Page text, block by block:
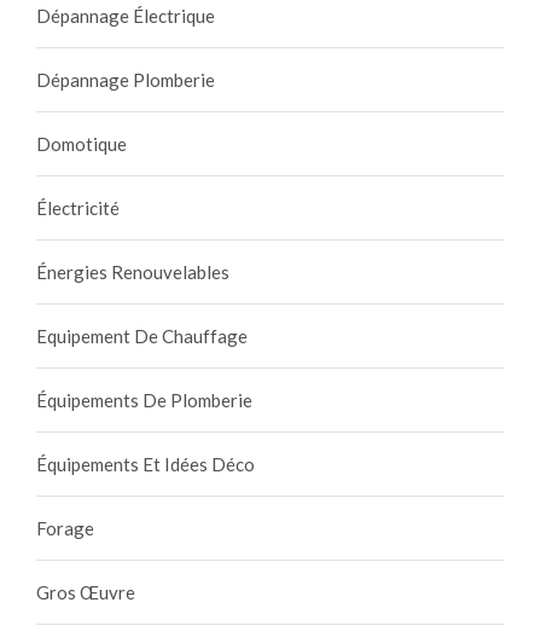
Dépannage Électrique
Dépannage Plomberie
Domotique
Électricité
Énergies Renouvelables
Equipement De Chauffage
Équipements De Plomberie
Équipements Et Idées Déco
Forage
Gros Œuvre